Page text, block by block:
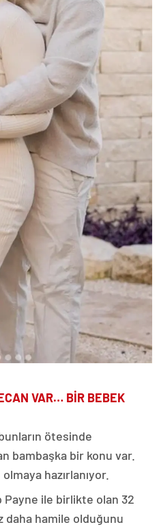
VAR… BİR BEBEK
ötesinde
bambaşka bir konu var.
hazırlanıyor.
ile birlikte olan 32
daha hamile olduğunu